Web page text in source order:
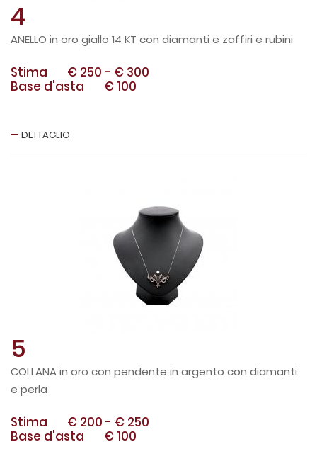
4
ANELLO in oro giallo 14 KT con diamanti e zaffiri e rubini
Stima € 250 - € 300
Base d'asta
€ 100
DETTAGLIO
5
COLLANA in oro con pendente in argento con diamanti
e perla
Stima € 200 - € 250
Base d'asta
€ 100